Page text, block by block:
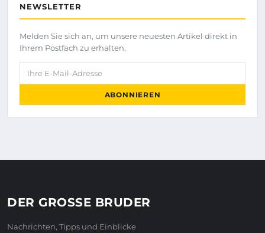
NEWSLETTER
Melden Sie sich an, um unsere neuesten Artikel direkt in
Ihrem Postfach zu erhalten.
Ihre E-Mail-Adresse
ABONNIEREN
DER GROSSE BRUDER
Nachrichten, Tipps und Einblicke